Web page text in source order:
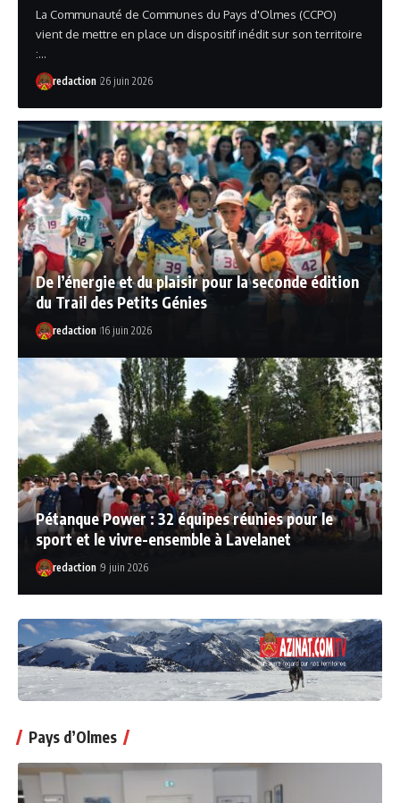
La Communauté de Communes du Pays d'Olmes (CCPO)
vient de mettre en place un dispositif inédit sur son territoire
:…
redaction 26 juin 2026
De l’énergie et du plaisir pour la seconde édition
du Trail des Petits Génies
redaction 16 juin 2026
Pétanque Power : 32 équipes réunies pour le
sport et le vivre-ensemble à Lavelanet
redaction 9 juin 2026
Pays d’Olmes